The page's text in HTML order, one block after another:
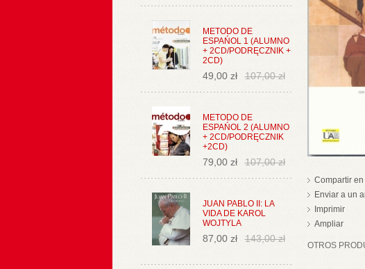
METODO DE
ESPAŃOL 1 (ALUMNO
+ 2CD/PODRĘCZNIK +
2CD)
49,00 zł 107,00 zł
METODO DE
ESPAŃOL 2 (ALUMNO
+ 2CD/PODRĘCZNIK
+2CD)
79,00 zł 107,00 zł
JUAN PABLO II: LA
VIDA DE KAROL
WOJTYLA
87,00 zł 143,00 zł
Compartir
Enviar a un
Imprimir
Ampliar
OTROS